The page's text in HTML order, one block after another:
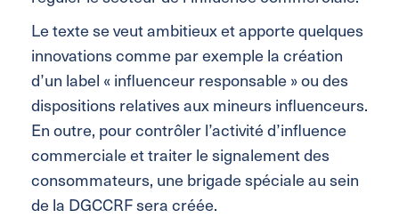
Le texte se veut ambitieux et apporte quelques
innovations comme par exemple la création
d’un label « influenceur responsable » ou des
dispositions relatives aux mineurs influenceurs.
En outre, pour contrôler l’activité d’influence
commerciale et traiter le signalement des
consommateurs, une brigade spéciale au sein
de la DGCCRF sera créée.